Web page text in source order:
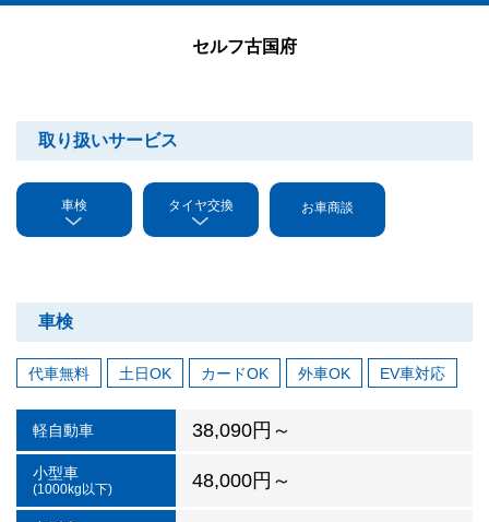
セルフ古国府
取り扱いサービス
車検 タイヤ交換 お車商談
車検
代車無料 土日OK カードOK 外車OK EV車対応
軽自動車 38,090円～
小型車
(1000kg以下) 48,000円～